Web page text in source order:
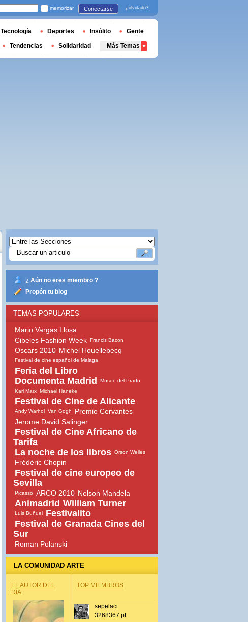
¿ Aún no eres miembro ?
Propón tu blog
TEMAS POPULARES
Mario Vargas Llosa
Cibeles Fashion Week Francis Bacon
Oscars 2010 Michel Houellebecq
Festival de cine español de Málaga
Feria del Libro
Documenta Madrid
Museo del Prado
Karl Marx Michael Haneke
Festival de Cine de Alicante
Andy Warhol Van Gogh
Premio Cervantes
Jerome David Salinger
Festival de Cine Africano de
Tarifa
La noche de los libros Orson Welles
Frédéric Chopin
Festival de cine europeo de
Sevilla
Picasso ARCO 2010 Nelson Mandela
Animadrid William Turner
Luis Buñuel
Festivalito
Festival de Granada Cines del
Sur
Roman Polanski
LA COMUNIDAD ARTE
EL AUTOR DEL
DÍA
TOP MIEMBROS
sepelaci
3268367 pt
memorizar Conectarse ¿olvidado?
Tecnología Deportes Insólito Gente
Tendencias Solidaridad Más Temas